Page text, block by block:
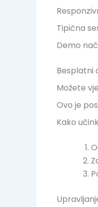
Tipična
Demo
Besplatni
Možete
Ovo je
Kako